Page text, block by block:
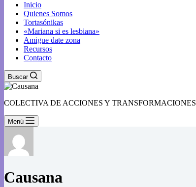
Inicio
Quienes Somos
Tortasónikas
«Mariana si es lesbiana»
Amigue date zona
Recursos
Contacto
Buscar
COLECTIVA DE ACCIONES Y TRANSFORMACIONES
Menú
Causana